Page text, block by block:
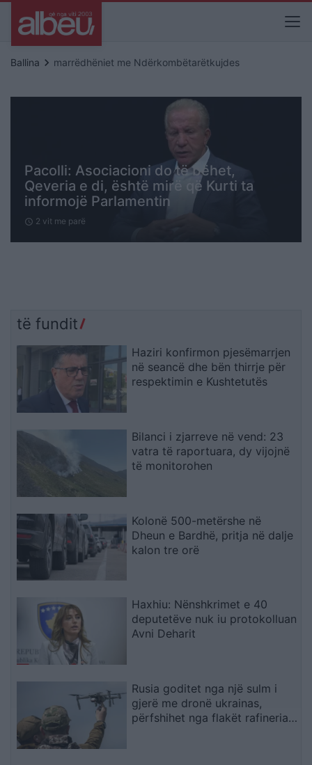
Ballina keyboard_arrow_right marrëdhëniet me Ndërkombëtarëtkujdes
Pacolli: Asociacioni do të bëhet,
Qeveria e di, është mirë që Kurti ta
informojë Parlamentin
schedule 2 vit me parë
të fundit
Haziri konfirmon pjesëmarrjen
në seancë dhe bën thirrje për
respektimin e Kushtetutës
Bilanci i zjarreve në vend: 23
vatra të raportuara, dy vijojnë
të monitorohen
Kolonë 500-metërshe në
Dheun e Bardhë, pritja në dalje
kalon tre orë
Haxhiu: Nënshkrimet e 40
deputetëve nuk iu protokolluan
Avni Deharit
Rusia goditet nga një sulm i
gjerë me dronë ukrainas,
përfshihet nga flakët rafineria